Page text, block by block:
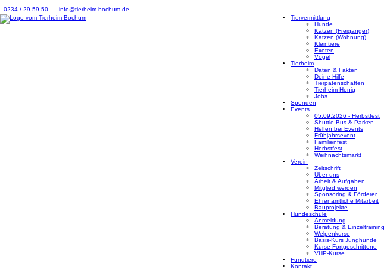
0234 / 29 59 50
info@tierheim-bochum.de
Tiervermittlung
Hunde
Katzen (Freigänger)
Katzen (Wohnung)
Kleintiere
Exoten
Vögel
Tierheim
Daten & Fakten
Deine Hilfe
Tierpatenschaften
Tierheim-Honig
Jobs
Spenden
Events
05.09.2026 - Herbstfest
Shuttle-Bus & Parken
Helfen bei Events
Frühjahrsevent
Familienfest
Herbstfest
Weihnachtsmarkt
Verein
Zeitschrift
Über uns
Arbeit & Aufgaben
Mitglied werden
Sponsoring & Förderer
Ehrenamtliche Mitarbeit
Bauprojekte
Hundeschule
Anmeldung
Beratung & Einzeltraining
Welpenkurse
Basis-Kurs Junghunde
Kurse Fortgeschrittene
VHP-Kurse
Fundtiere
Kontakt